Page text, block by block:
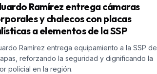
Ramírez entrega cámaras
y chalecos con placas
a elementos de la SSP
Ramírez entrega equipamiento a la SSP de
reforzando la seguridad y dignificando la
policial en la región.